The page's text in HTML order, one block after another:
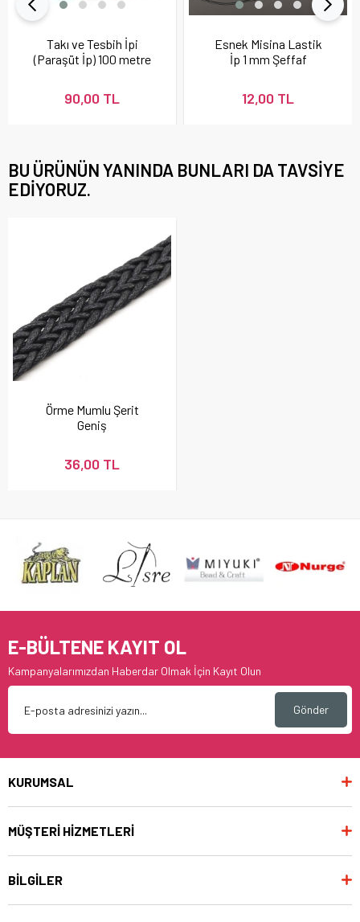
Takı ve Tesbih İpi
(Paraşüt İp) 100 metre
90,00 TL
Esnek Misina Lastik
İp 1 mm Şeffaf
12,00 TL
BU ÜRÜNÜN YANINDA BUNLARI DA TAVSIYE
EDIYORUZ.
Örme Mumlu Şerit
Geniş
36,00 TL
E-BÜLTENE KAYIT OL
Kampanyalarımızdan Haberdar Olmak İçin Kayıt Olun
Gönder
KURUMSAL
MÜŞTERİ HİZMETLERİ
BİLGİLER